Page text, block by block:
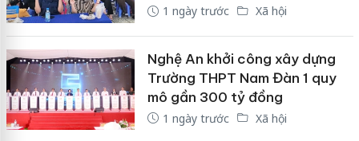
1 ngày trước Xã hội
Nghệ An khởi công xây dựng
Trường THPT Nam Đàn 1 quy
mô gần 300 tỷ đồng
1 ngày trước Xã hội